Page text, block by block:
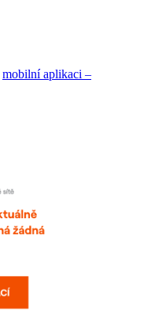
mobilní aplikaci –